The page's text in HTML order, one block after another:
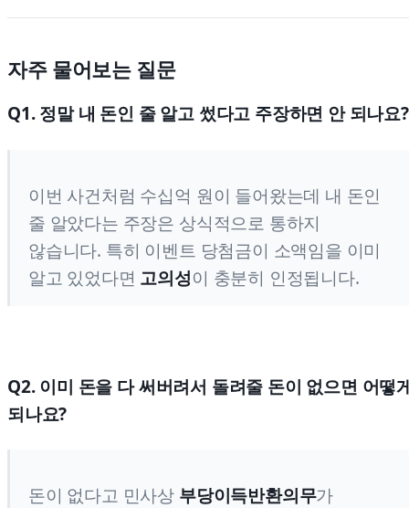
자주 물어보는 질문
Q1. 정말 내 돈인 줄 알고 썼다고 주장하면 안 되나요?
이번 사건처럼 수십억 원이 들어왔는데 내 돈인
줄 알았다는 주장은 상식적으로 통하지
않습니다. 특히 이벤트 당첨금이 소액임을 이미
알고 있었다면 고의성이 충분히 인정됩니다.
Q2. 이미 돈을 다 써버려서 돌려줄 돈이 없으면 어떻
되나요?
돈이 없다고 민사상 부당이득반환의무가